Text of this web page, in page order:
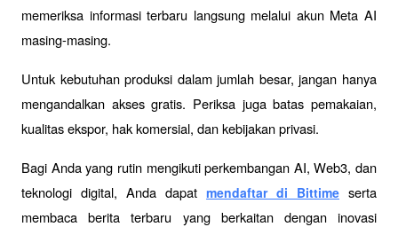
memeriksa informasi terbaru langsung melalui akun Meta AI
masing-masing.
Untuk kebutuhan produksi dalam jumlah besar, jangan hanya
mengandalkan akses gratis. Periksa juga batas pemakaian,
kualitas ekspor, hak komersial, dan kebijakan privasi.
Bagi Anda yang rutin mengikuti perkembangan AI, Web3, dan
teknologi digital, Anda dapat mendaftar di Bittime serta
membaca berita terbaru yang berkaitan dengan inovasi